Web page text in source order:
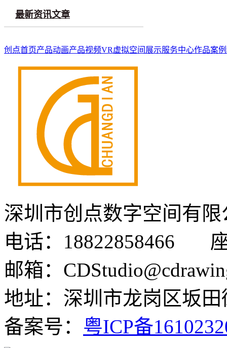
最新资讯文章
创点首页产品动画产品视频VR虚拟空间展示服务中心作品案例
深圳市创点数字空间有
电话：18822858466 座
邮箱：
地址：深圳市龙岗区坂
备案号： 粤ICP备